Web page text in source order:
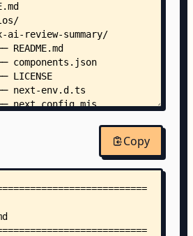
ai-review-summary/
README.md
components.json
LICENSE
next-env.d.ts
next.config.mjs
tailwind.config.ts
app/
├── globals.css
├── layout.tsx
├── page.tsx
└── [gameId]/
Copy